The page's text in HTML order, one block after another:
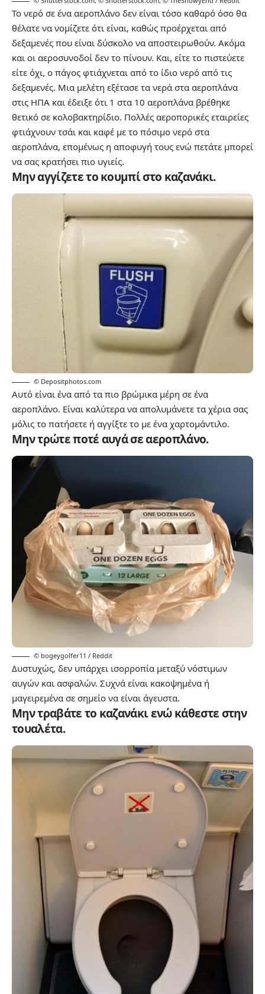
Το νερό σε ένα αεροπλάνο δεν είναι τόσο καθαρό όσο θα
θέλατε να νομίζετε ότι είναι, καθώς προέρχεται από
δεξαμενές που είναι δύσκολο να αποστειρωθούν. Ακόμα
και οι αεροσυνοδοί δεν το πίνουν. Και, είτε το πιστεύετε
είτε όχι, ο πάγος φτιάχνεται από το ίδιο νερό από τις
δεξαμενές. Μια μελέτη εξέτασε τα νερά στα αεροπλάνα
στις ΗΠΑ και έδειξε ότι 1 στα 10 αεροπλάνα βρέθηκε
θετικό σε κολοβακτηρίδιο. Πολλές αεροπορικές εταιρείες
φτιάχνουν τσάι και καφέ με το πόσιμο νερό στα
αεροπλάνα, επομένως η αποφυγή τους ενώ πετάτε μπορεί
να σας κρατήσει πιο υγιείς.
Μην αγγίζετε το κουμπί στο καζανάκι.
© Depositphotos.com
Αυτό είναι ένα από τα πιο βρώμικα μέρη σε ένα
αεροπλάνο. Είναι καλύτερα να απολυμάνετε τα χέρια σας
μόλις το πατήσετε ή αγγίξτε το με ένα χαρτομάντιλο.
Μην τρώτε ποτέ αυγά σε αεροπλάνο.
© bogeygolfer11 / Reddit
Δυστυχώς, δεν υπάρχει ισορροπία μεταξύ νόστιμων
αυγών και ασφαλών. Συχνά είναι κακοψημένα ή
μαγειρεμένα σε σημείο να είναι άγευστα.
Μην τραβάτε το καζανάκι ενώ κάθεστε στην
τουαλέτα.